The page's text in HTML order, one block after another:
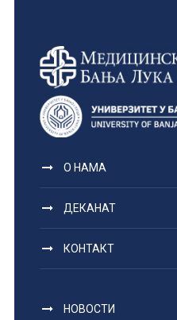
О НАМА
ДЕКАНАТ
КОНТАКТ
НОВОСТИ